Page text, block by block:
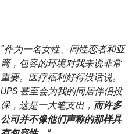
“作为一名女性、同性恋者和亚
裔，包容的环境对我来说非常
重要。医疗福利好得没话说。
UPS 甚至会为我的同居伴侣投
保，这是一大笔支出， 而许多
公司并不像他们声称的那样具